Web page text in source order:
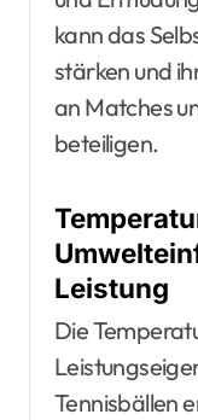
kann das
stärken und
an Matches
beteiligen.
Leistung
Die
Tennisbällen